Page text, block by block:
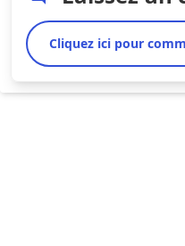
Cliquez ici pour